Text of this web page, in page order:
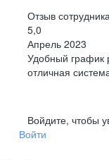
Отзыв
5,0
Апрель 2023
Удобный график
отличная
Войдите, чтобы
Войти